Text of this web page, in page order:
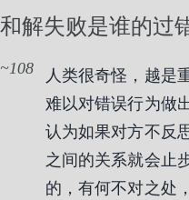
和解失败是谁的过
108
人类很奇怪，越是
难以对错误行为做
认为如果对方不反
之间的关系就会止
的，有何不对之处